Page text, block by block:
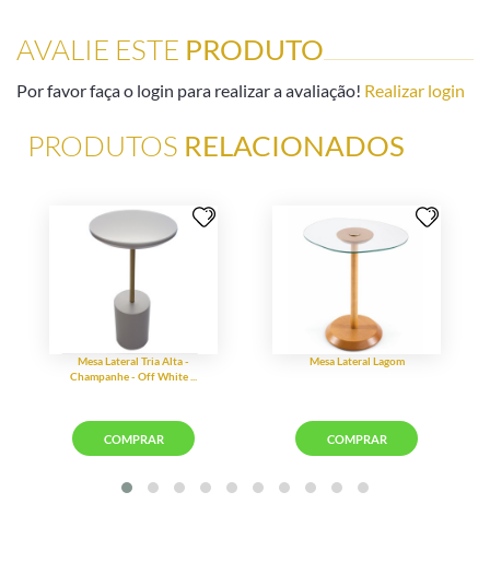
AVALIE ESTE PRODUTO
Por favor faça o login para realizar a avaliação! Realizar login
PRODUTOS RELACIONADOS